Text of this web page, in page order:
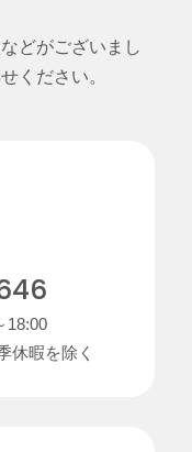
どがございまし
ください。
18:00
休暇を除く